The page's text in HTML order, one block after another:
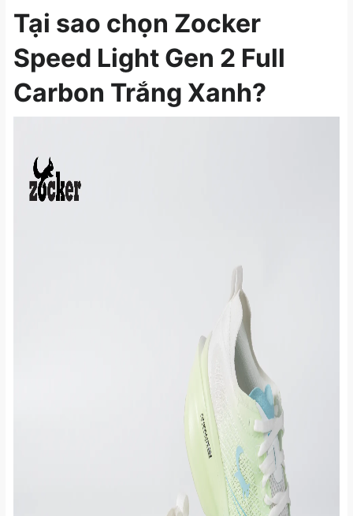
Tại sao chọn Zocker
Speed Light Gen 2 Full
Carbon Trắng Xanh?